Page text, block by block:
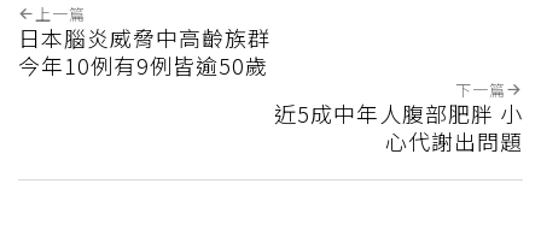
上一篇
日本腦炎威脅中高齡族群
今年10例有9例皆逾50歲
下一篇
近5成中年人腹部肥胖 小
心代謝出問題